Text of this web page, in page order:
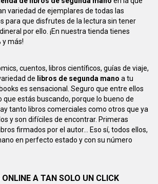
variedad de ejemplares de todas las
para que disfrutes de la lectura sin tener
por ello. ¡En nuestra tienda tienes
y más!
cuentos, libros científicos, guías de viaje,
de libros de segunda mano a tu
es sensacional. Seguro que entre ellos
que estás buscando, porque lo bueno de
tanto libros comerciales como otros que ya
y son difíciles de encontrar. Primeras
firmados por el autor... Eso sí, todos ellos,
en perfecto estado y con su número
ONLINE A TAN SOLO UN CLICK